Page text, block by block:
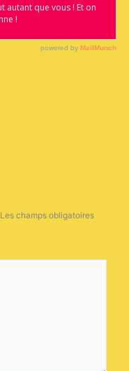
Les champs obligatoires